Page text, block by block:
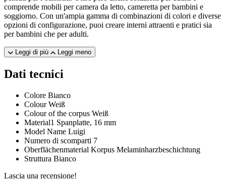
comprende mobili per camera da letto, cameretta per bambini e
soggiorno. Con un'ampia gamma di combinazioni di colori e diverse
opzioni di configurazione, puoi creare interni attraenti e pratici sia
per bambini che per adulti.
Leggi di più Leggi meno
Dati tecnici
Colore Bianco
Colour Weiß
Colour of the corpus Weiß
Material1 Spanplatte, 16 mm
Model Name Luigi
Numero di scomparti 7
Oberflächenmaterial Korpus Melaminharzbeschichtung
Struttura Bianco
Lascia una recensione!